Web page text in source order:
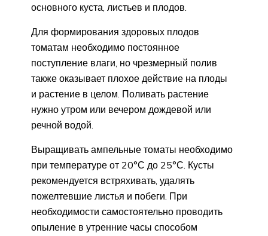
основного куста, листьев и плодов.
Для формирования здоровых плодов
томатам необходимо постоянное
поступление влаги, но чрезмерный полив
также оказывает плохое действие на плоды
и растение в целом. Поливать растение
нужно утром или вечером дождевой или
речной водой.
Выращивать ампельные томаты необходимо
при температуре от 20°С до 25°С. Кусты
рекомендуется встряхивать, удалять
пожелтевшие листья и побеги. При
необходимости самостоятельно проводить
опыление в утренние часы способом